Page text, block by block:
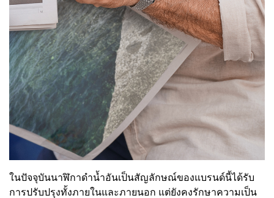
ในปัจจุบันนาฬิกาดำน้ำอันเป็นสัญลักษณ์ของแบรนด์นี้ได้รับ
การปรับปรุงทั้งภายในและภายนอก แต่ยังคงรักษาความเป็น